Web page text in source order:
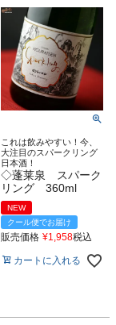
これは飲みやすい！今、
大注目のスパークリング
日本酒！
◇蓬莱泉 スパーク
リング 360ml
NEW
クール便でお届け
販売価格 ¥1,958税込
カートに入れる